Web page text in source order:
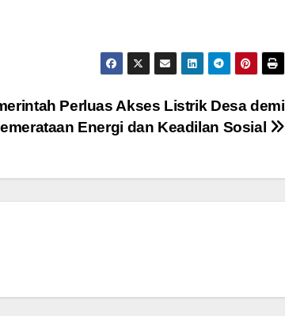
Perluas Akses Listrik Desa demi
Energi dan Keadilan Sosial